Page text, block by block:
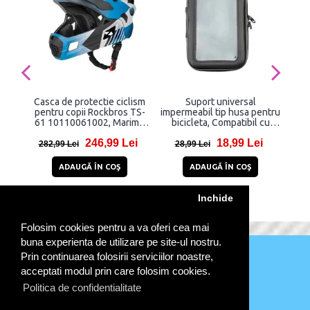
Folosim cookies pentru a va oferi cea mai
buna experienta de utilizare pe site-ul nostru.
Prin continuarea folosirii serviciilor noastre,
acceptati modul prin care folosim cookies.
Politica de confidentialitate
Inchide
Casca de protectie ciclism
pentru copii Rockbros TS-
61 10110061002, Marime
282,99 Lei 246,99 Lei
ADAUGĂ ÎN COŞ
Suport universal
impermeabil tip husa pentru
bicicleta, Compatibil cu
x 80 mm, Marime XL, Fara
28,99 Lei 18,99 Lei
ADAUGĂ ÎN COŞ